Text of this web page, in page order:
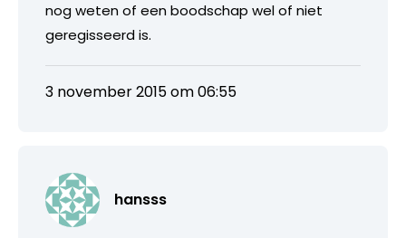
nog weten of een boodschap wel of niet
geregisseerd is.
3 november 2015 om 06:55
hansss